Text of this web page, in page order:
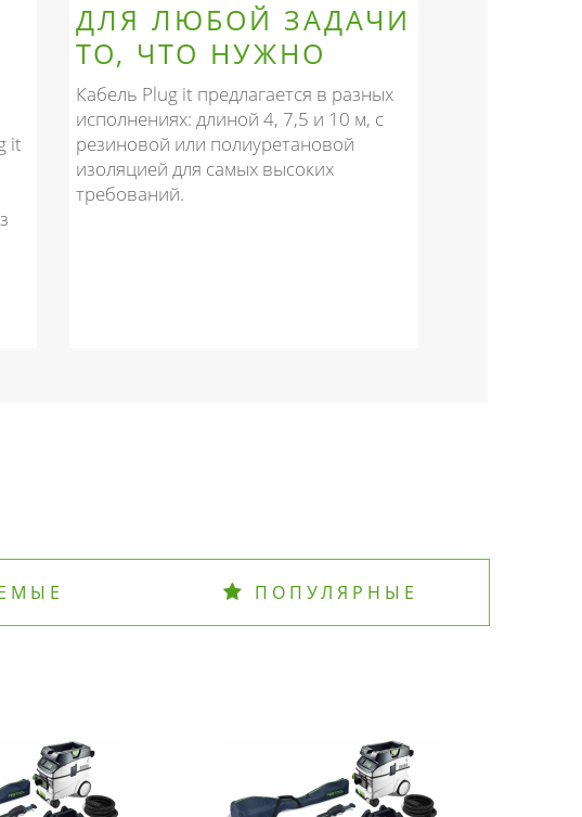
it
ДЛЯ ЛЮБОЙ ЗАДАЧИ
ТО, ЧТО НУЖНО
Кабель Plug it предлагается в разных
исполнениях: длиной 4, 7,5 и 10 м, с
резиновой или полиуретановой
изоляцией для самых высоких
требований.
ПОПУЛЯРНЫЕ